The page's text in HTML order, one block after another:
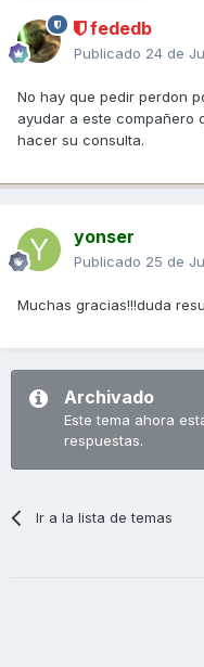
fededb
Publicado 24 de
No hay que pedir perdon
ayudar a este compañero
hacer su consulta.
yonser
Publicado 25 de
Muchas gracias!!!duda
Archivado
Este tema ahora
respuestas.
Ir a la lista de temas